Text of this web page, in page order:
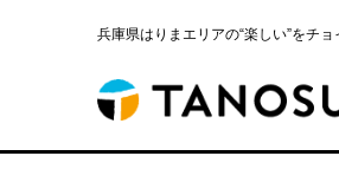
兵庫県はりまエリアの“楽しい”をチ